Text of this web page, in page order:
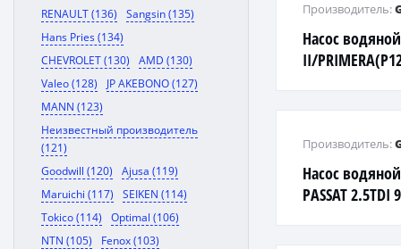
RENAULT (136)
Sangsin (135)
Hans Pries (134)
CHEVROLET (130)
AMD (130)
Valeo (128)
JP AKEBONO (127)
MANN (123)
Неизвестный производитель
(121)
Goodwill (120)
Ajusa (119)
Maruichi (117)
SEIKEN (114)
Tokico (114)
Optimal (106)
NTN (105)
Fenox (103)
Насос водяной
II/
Производитель:
Насос
PASSAT 2.5TDI
Производитель: